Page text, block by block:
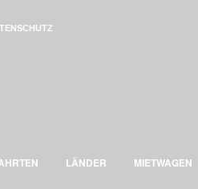
LÄNDER MIETWAGEN